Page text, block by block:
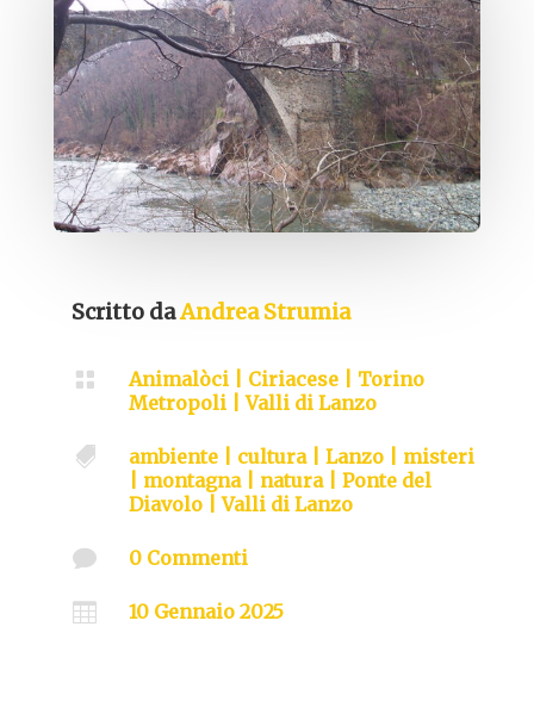
Scritto daAndrea Strumia
 Animalòci| Ciriacese| Torino
Metropoli|Valli di Lanzo
 ambiente| cultura| Lanzo| misteri
montagna| natura| Ponte del
Diavolo|Valli di Lanzo
 0 Commenti
 10 Gennaio 2025